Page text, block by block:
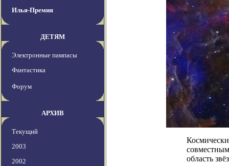
Илья-Премия
ДЕТЯМ
Электронные пампасы
Фантастика
Форум
АРХИВ
Текущий
2003
2002
область